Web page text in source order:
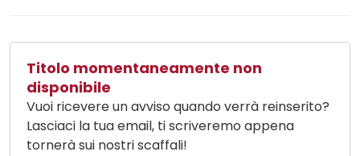
Titolo momentaneamente non
disponibile
Vuoi ricevere un avviso quando verrà reinserito?
Lasciaci la tua email, ti scriveremo appena
tornerà sui nostri scaffali!